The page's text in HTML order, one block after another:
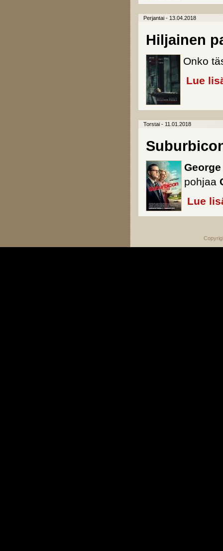
Perjantai - 13.04.2018
Hiljainen
Onko
Lue
Torstai - 11.01.2018
pohjaa
Lue